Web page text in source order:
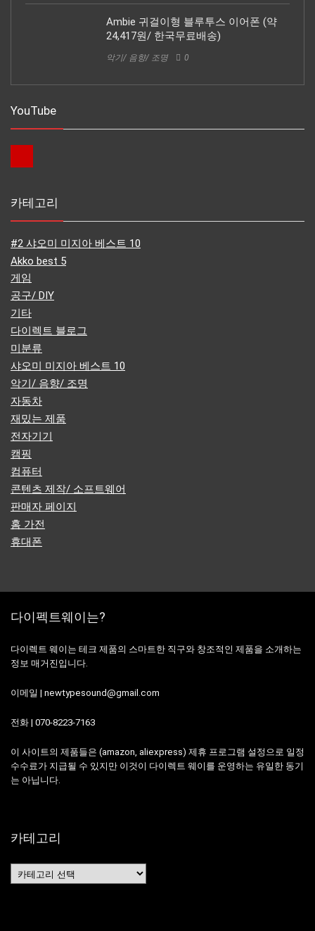
Ambie 귀걸이형 블루투스 이어폰 (약
24,417원/ 한국무료배송)
악기/ 음향/ 조명 0
YouTube
카테고리
#2 샤오미 미지아 베스트 10
Akko best 5
게임
공구/ DIY
기타
다이렉트 블로그
미분류
샤오미 미지아 베스트 10
악기/ 음향/ 조명
자동차
재밌는 제품
전자기기
캠핑
컴퓨터
콘텐츠 제작/ 소프트웨어
판매자 페이지
홈 가전
휴대폰
다이펙트웨이는?
다이렉트 웨이는 테크 제품의 스마트한 직구와 창조적인 제품을 소개하는
정보 매거진입니다.
이메일 | newtypesound@gmail.com
전화 | 070-8223-7163
이 사이트의 제품들은 (amazon, aliexpress) 제휴 프로그램 설정으로 일정
수수료가 지급될 수 있지만 이것이 다이렉트 웨이를 운영하는 유일한 동기
는 아닙니다.
카테고리
카
테